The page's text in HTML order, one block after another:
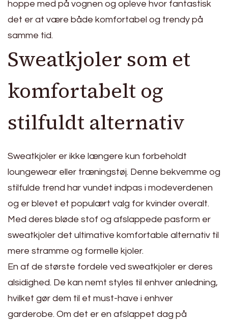
hoppe med på vognen og opleve hvor fantastisk
det er at være både komfortabel og trendy på
samme tid.
Sweatkjoler som et
komfortabelt og
stilfuldt alternativ
Sweatkjoler er ikke længere kun forbeholdt
loungewear eller træningstøj. Denne bekvemme og
stilfulde trend har vundet indpas i modeverdenen
og er blevet et populært valg for kvinder overalt.
Med deres bløde stof og afslappede pasform er
sweatkjoler det ultimative komfortable alternativ til
mere stramme og formelle kjoler.
En af de største fordele ved sweatkjoler er deres
alsidighed. De kan nemt styles til enhver anledning,
hvilket gør dem til et must-have i enhver
garderobe. Om det er en afslappet dag på